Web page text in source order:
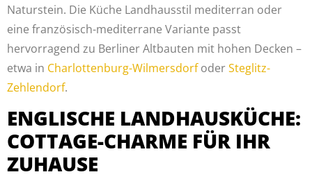
Naturstein. Die Küche Landhausstil mediterran oder
eine französisch-mediterrane Variante passt
hervorragend zu Berliner Altbauten mit hohen Decken –
etwa in Charlottenburg-WilmersdorfoderSteglitz-
Zehlendorf.
ENGLISCHE LANDHAUSKÜCHE:
COTTAGE-CHARME FÜR IHR
ZUHAUSE